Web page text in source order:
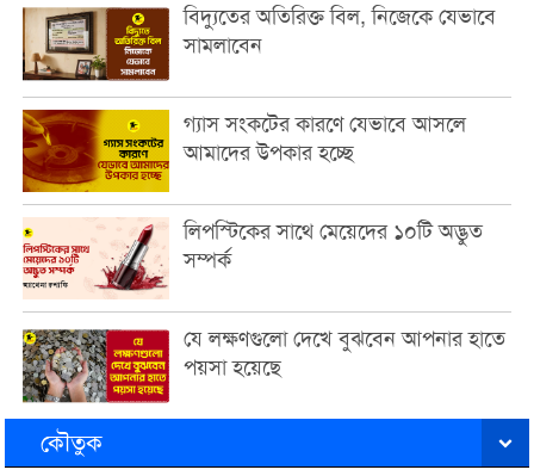
বিদ্যুতের অতিরিক্ত বিল, নিজেকে যেভাবে
সামলাবেন
গ্যাস সংকটের কারণে যেভাবে আসলে
আমাদের উপকার হচ্ছে
লিপস্টিকের সাথে মেয়েদের ১০টি অদ্ভুত
সম্পর্ক
যে লক্ষণগুলো দেখে বুঝবেন আপনার হাতে
পয়সা হয়েছে
কৌতুক